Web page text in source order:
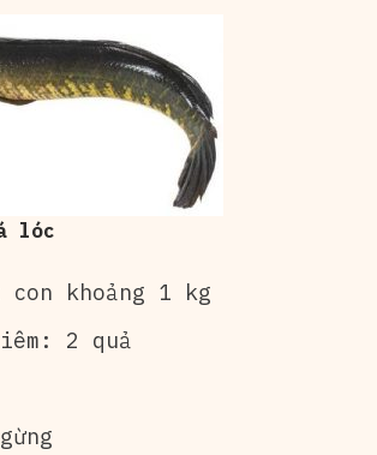
lóc
con khoảng 1 kg
2 quả